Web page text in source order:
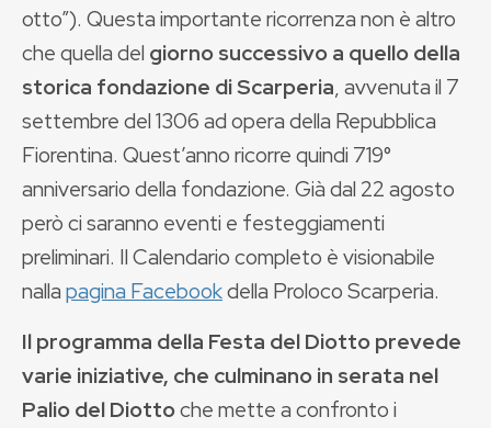
otto”). Questa importante ricorrenza non è altro
che quella del giorno successivo a quello della
storica fondazione di Scarperia, avvenuta il 7
settembre del 1306 ad opera della Repubblica
Fiorentina. Quest’anno ricorre quindi 719°
anniversario della fondazione. Già dal 22 agosto
però ci saranno eventi e festeggiamenti
preliminari. Il Calendario completo è visionabile
nallapagina Facebookdella Proloco Scarperia.
Il programma della Festa del Diotto prevede
varie iniziative, che culminano in serata nel
Palio del Diottoche mette a confronto i